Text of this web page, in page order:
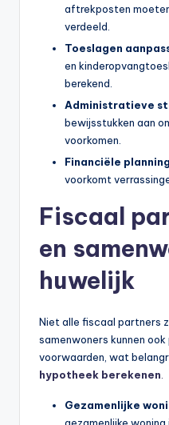
aftrekposten
verdeeld.
Toeslagen
en
berekend.
Administratieve
bewijsstukken aan
voorkomen.
Financiële
voorkomt
Fiscaal
en
huwelijk
Niet alle fiscaal partners
samenwoners kunnen
voorwaarden, wat
hypotheek berekenen.
Gezamenlijke